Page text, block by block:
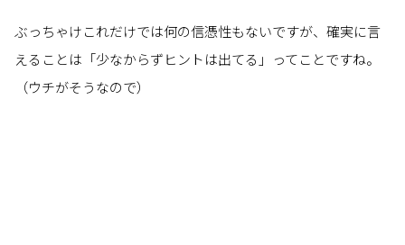
ぶっちゃけこれだけでは何の信憑性もないですが、確実に言
えることは「少なからずヒントは出てる」ってことですね。
（ウチがそうなので）